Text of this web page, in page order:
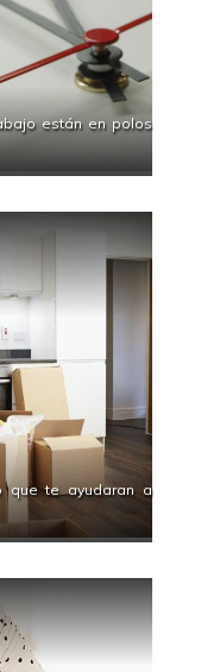
están en polos
que te ayudaran a